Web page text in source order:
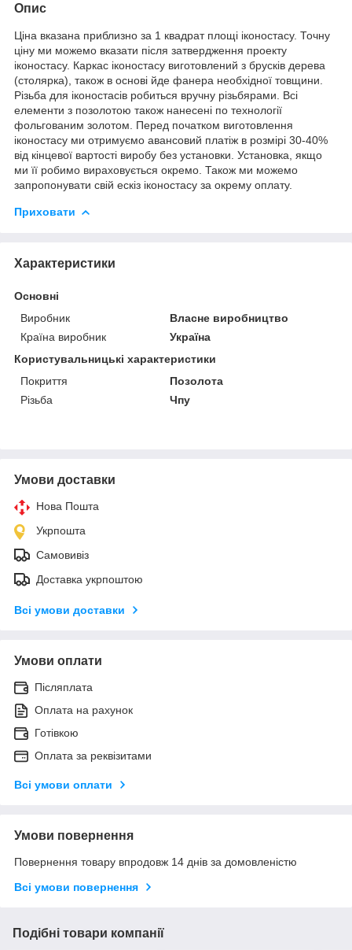
Опис
Ціна вказана приблизно за 1 квадрат площі іконостасу. Точну
ціну ми можемо вказати після затвердження проекту
іконостасу. Каркас іконостасу виготовлений з брусків дерева
(столярка), також в основі йде фанера необхідної товщини.
Різьба для іконостасів робиться вручну різьбярами. Всі
елементи з позолотою також нанесені по технології
фольгованим золотом. Перед початком виготовлення
іконостасу ми отримуємо авансовий платіж в розмірі 30-40%
від кінцевої вартості виробу без установки. Установка, якщо
ми її робимо вираховується окремо. Також ми можемо
запропонувати свій ескіз іконостасу за окрему оплату.
Приховати
Характеристики
Основні
Виробник
Власне виробництво
Країна виробник
Україна
Користувальницькі характеристики
Покриття
Позолота
Різьба
Чпу
Умови доставки
Нова Пошта
Укрпошта
Самовивіз
Доставка укрпоштою
Всі умови доставки
Умови оплати
Післяплата
Оплата на рахунок
Готівкою
Оплата за реквізитами
Всі умови оплати
Умови повернення
Повернення товару впродовж 14 днів за домовленістю
Всі умови повернення
Подібні товари компанії